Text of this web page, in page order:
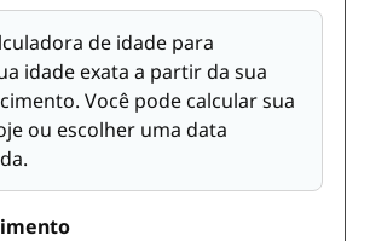
de idade para
idade exata a partir da sua
Você pode calcular sua
ou escolher uma data